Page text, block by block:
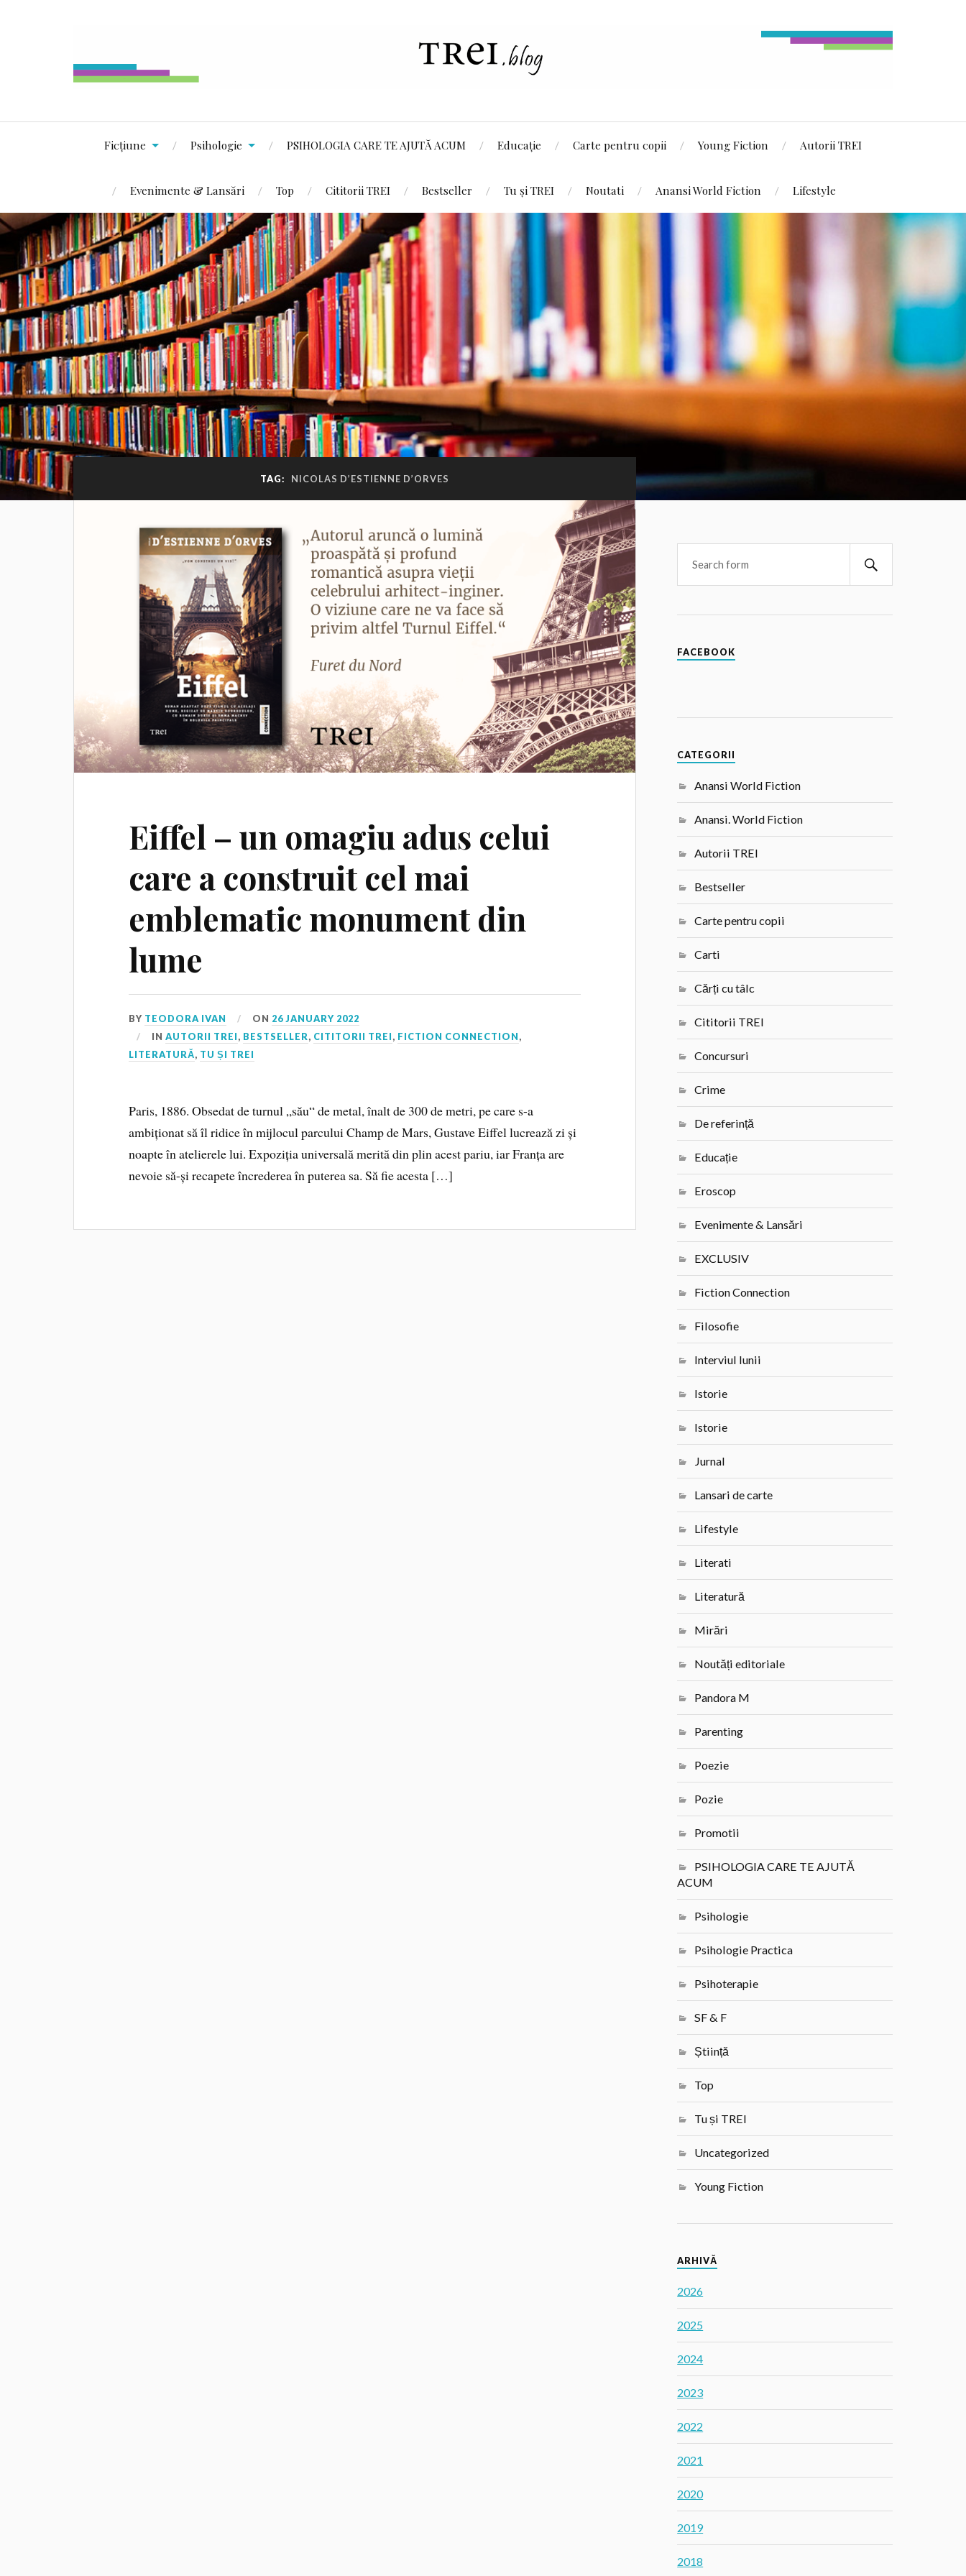
Ficțiune Psihologie PSIHOLOGIA CARE TE AJUTĂ ACUM Educație Carte pentru copii Young Fiction Autorii TREI
Evenimente & Lansări Top Cititorii TREI Bestseller Tu și TREI Noutati Anansi World Fiction Lifestyle
TAG: NICOLAS D’ESTIENNE D’ORVES
Eiffel – un omagiu adus celui
care a construit cel mai
emblematic monument din
lume
BY TEODORA IVAN ON 26 JANUARY 2022
INAUTORII TREI, BESTSELLER, CITITORII TREI, FICTION CONNECTION,
LITERATURĂ, TU ȘI TREI
Paris, 1886. Obsedat de turnul „său“ de metal, înalt de 300 de metri, pe care s-a
ambiționat să îl ridice în mijlocul parcului Champ de Mars, Gustave Eiffel lucrează zi și
noapte în atelierele lui. Expoziția universală merită din plin acest pariu, iar Franța are
nevoie să-și recapete încrederea în puterea sa. Să fie acesta […]
FACEBOOK
CATEGORII
Anansi World Fiction
Anansi. World Fiction
Autorii TREI
Bestseller
Carte pentru copii
Carti
Cărți cu tâlc
Cititorii TREI
Concursuri
Crime
De referință
Educație
Eroscop
Evenimente & Lansări
EXCLUSIV
Fiction Connection
Filosofie
Interviul lunii
Istorie
Istorie
Jurnal
Lansari de carte
Lifestyle
Literati
Literatură
Mirări
Noutăți editoriale
Pandora M
Parenting
Poezie
Pozie
Promotii
PSIHOLOGIA CARE TE AJUTĂ
ACUM
Psihologie
Psihologie Practica
Psihoterapie
SF & F
Știință
Top
Tu și TREI
Uncategorized
Young Fiction
ARHIVĂ
2026
2025
2024
2023
2022
2021
2020
2019
2018